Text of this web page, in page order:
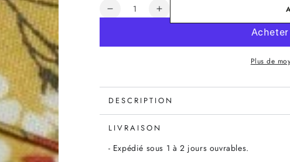
Quantité
Réduire
de
Mitsi
Valeria
jaune
moutarde,
Augmenter
de
Mitsi
Valeria
jaune
moutarde,
Plus de
DESCRIPTION
LIVRAISON
- Expédié sous 1 à 2 jours ouvrables.